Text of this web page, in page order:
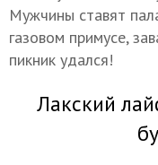
Мужчины ставят
газовом примусе,
пикник удался!
Лакский